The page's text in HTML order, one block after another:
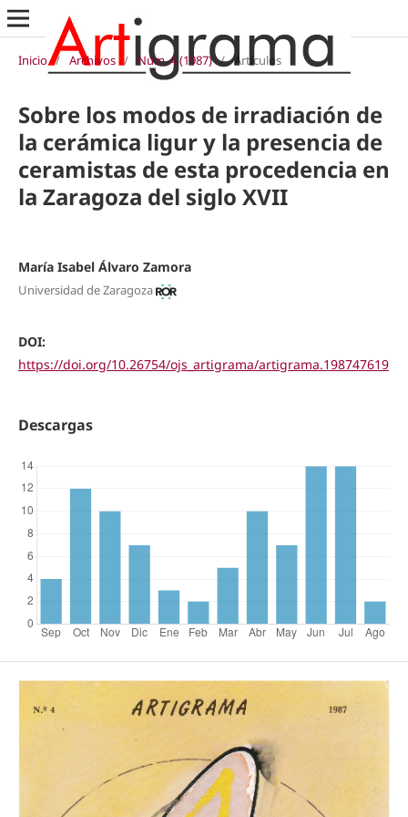
Inicio / Archivos / Núm. 4 (1987) / Artículos
Sobre los modos de irradiación de
la cerámica ligur y la presencia de
ceramistas de esta procedencia en
la Zaragoza del siglo XVII
María Isabel Álvaro Zamora
Universidad de Zaragoza
DOI:
https://doi.org/10.26754/ojs_artigrama/artigrama.198747619
Descargas